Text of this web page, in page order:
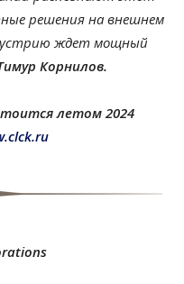
решения на внешнем
ждет мощный
Корнилов.
летом 2024